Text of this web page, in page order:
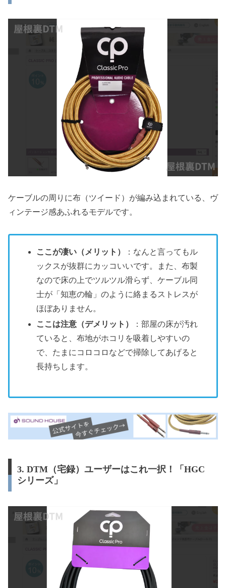
ケーブルの周りに布（ツイード）が編み込まれている、ヴ
ィンテージ感あふれるモデルです。
ここが凄い（メリット）
：なんと言ってもル
ックスが抜群にカッコいいです。また、布製
なので床の上でツルツル滑らず、ケーブル同
士が「知恵の輪」のように絡まるストレスが
ほぼありません。
ここは注意（デメリット）
：部屋の床が汚れ
ていると、布地がホコリを吸着しやすいの
で、たまにコロコロなどで掃除してあげると
長持ちします。
3. DTM（宅録）ユーザーはこれ一択！「HGC
シリーズ」